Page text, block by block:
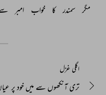
مگر
سمندر کا خواب امبر
اگلی غزل
تری آنکھوں سے میں خود پر